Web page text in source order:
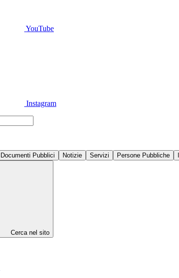
YouTube
Instagram
Documenti Pubblici Notizie Servizi Persone Pubbliche
Cerca nel sito